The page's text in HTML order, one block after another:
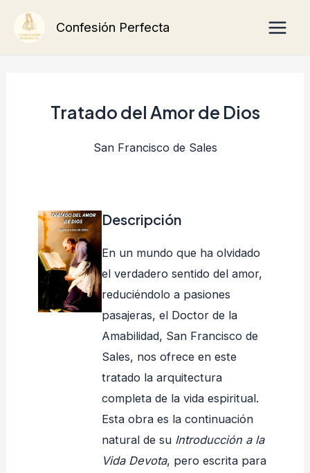
Confesión Perfecta
Tratado del Amor de Dios
San Francisco de Sales
Descripción
En un mundo que ha olvidado
el verdadero sentido del amor,
reduciéndolo a pasiones
pasajeras, el Doctor de la
Amabilidad, San Francisco de
Sales, nos ofrece en este
tratado la arquitectura
completa de la vida espiritual.
Esta obra es la continuación
natural de su Introducción a la
Vida Devota, pero escrita para